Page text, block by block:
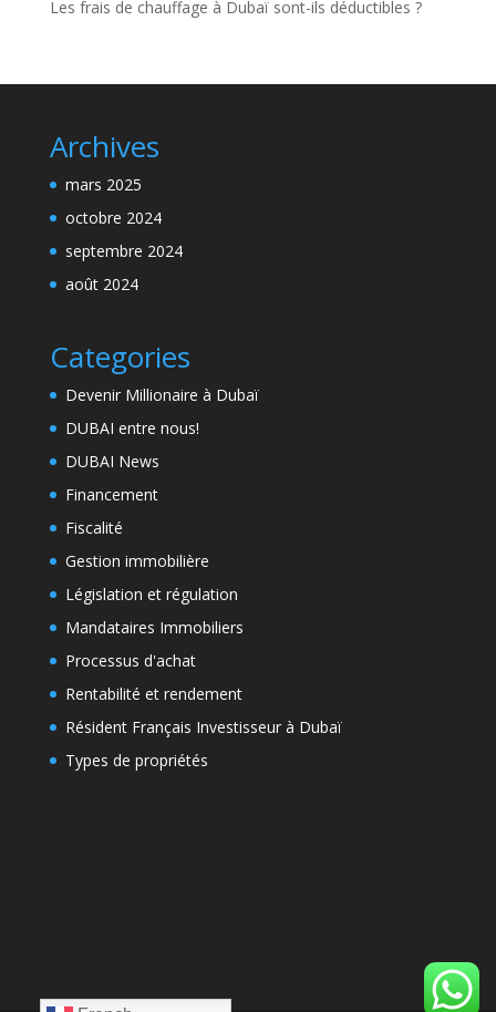
Les frais de chauffage à Dubaï sont-ils déductibles ?
Archives
mars 2025
octobre 2024
septembre 2024
août 2024
Categories
Devenir Millionaire à Dubaï
DUBAI entre nous!
DUBAI News
Financement
Fiscalité
Gestion immobilière
Législation et régulation
Mandataires Immobiliers
Processus d'achat
Rentabilité et rendement
Résident Français Investisseur à Dubaï
Types de propriétés